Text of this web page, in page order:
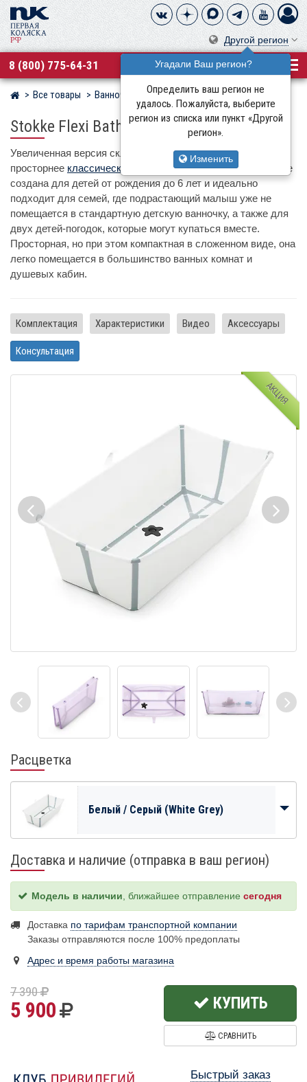
Другой регион
Угадали Ваш регион?
Определить ваш регион не
удалось. Пожалуйста, выберите
регион из списка или пункт «Другой
регион».
Изменить
8 (800) 775-64-31
Магазин детских колясок
Все товары Ванночки, горки для купания Stokke
Stokke Flexi Bath X-Large
Увеличенная версия складной ванночки, которая на 25%
просторнее классической модели
. Stokke Flexi Bath X-Large
создана для детей от рождения до 6 лет и идеально
подходит для семей, где подрастающий малыш уже не
помещается в стандартную детскую ванночку, а также для
двух детей-погодок, которые могут купаться вместе.
Просторная, но при этом компактная в сложенном виде, она
легко помещается в большинство ванных комнат и
душевых кабин.
Комплектация Характеристики Видео Аксессуары
Консультация
АКЦИЯ
Расцветка
Белый / Серый (White Grey)
Доставка и наличие (отправка в ваш регион)
Модель в наличии , ближайшее отправление сегодня
Доставка по тарифам транспортной компании
Заказы отправляются после 100% предоплаты
Адрес и время работы магазина
7 390
5 900 КУПИТЬ
СРАВНИТЬ
Быстрый заказ